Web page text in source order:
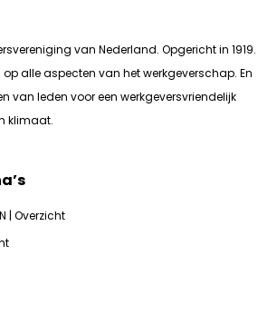
van Nederland. Opgericht in 1919.
op alle aspecten van het werkgeverschap. En
van leden voor een werkgeversvriendelijk
klimaat.
| Overzicht